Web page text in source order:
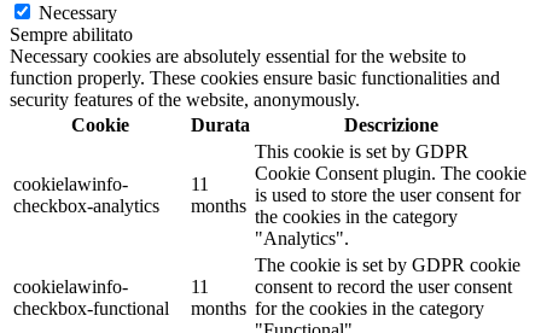
Necessary
Sempre abilitato
Necessary cookies are absolutely essential for the website to
function properly. These cookies ensure basic functionalities and
security features of the website, anonymously.
Cookie
Durata Descrizione
cookielawinfo-
checkbox-analytics
11
months
This cookie is set by GDPR
Cookie Consent plugin. The cookie
is used to store the user consent for
the cookies in the category
"Analytics".
cookielawinfo-
checkbox-functional
11
months
The cookie is set by GDPR cookie
consent to record the user consent
for the cookies in the category